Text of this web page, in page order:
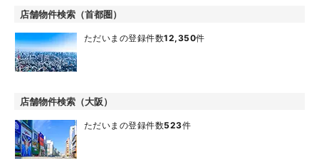
店舗物件検索（首都圏）
ただいまの登録件数12,350件
店舗物件検索（大阪）
ただいまの登録件数523件